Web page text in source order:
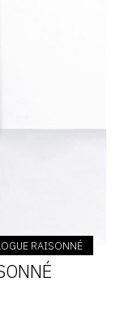
RAISONNÉ